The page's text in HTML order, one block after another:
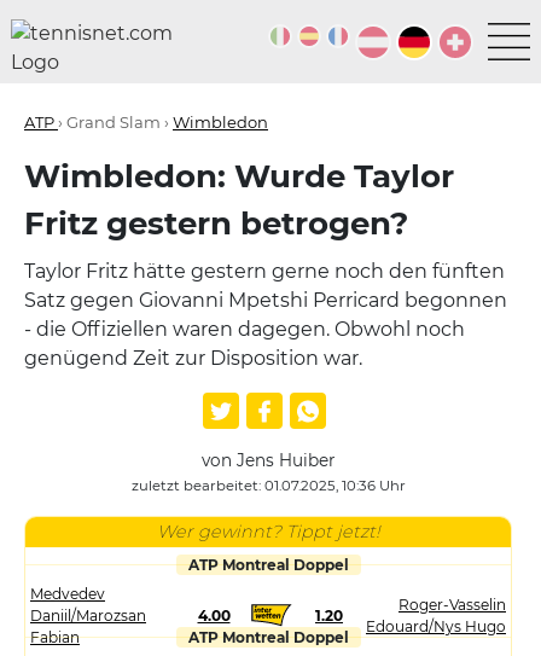
ATP› Grand Slam › Wimbledon
Wimbledon: Wurde Taylor
Fritz gestern betrogen?
Taylor Fritz hätte gestern gerne noch den fünften
Satz gegen Giovanni Mpetshi Perricard begonnen
- die Offiziellen waren dagegen. Obwohl noch
genügend Zeit zur Disposition war.
von Jens Huiber
zuletzt bearbeitet: 01.07.2025, 10:36 Uhr
Wer gewinnt? Tippt jetzt!
ATP Montreal Doppel
Medvedev
Daniil/Marozsan
Fabian
4.00 1.20
Roger-Vasselin
Edouard/Nys Hugo
ATP Montreal Doppel